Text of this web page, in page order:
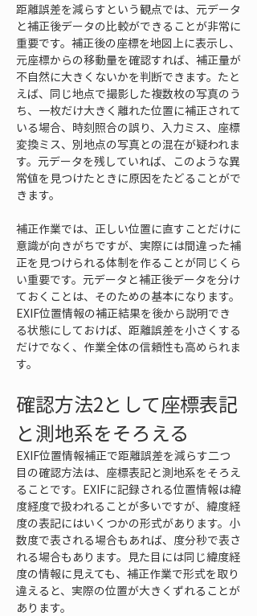
距離誤差を減らすという観点では、元データ
と補正後データの比較ができることが非常に
重要です。補正後の座標を地図上に表示し、
元座標からの移動量を確認すれば、補正量が
不自然に大きくないかを判断できます。たと
えば、同じ地点で撮影した複数枚の写真のう
ち、一枚だけ大きく離れた位置に補正されて
いる場合、時刻照合の誤り、入力ミス、座標
変換ミス、別地点の写真との混在が疑われま
す。元データを残していれば、このような異
常値を見つけたときに原因をたどることがで
きます。
補正作業では、正しい位置に直すことだけに
意識が向きがちですが、実際には間違った補
正を見つけられる体制を作ることが同じくら
い重要です。元データと補正後データを分け
ておくことは、そのための基本になります。
EXIF位置情報の補正結果を後から説明でき
る状態にしておけば、距離誤差を小さくする
だけでなく、作業全体の信頼性も高められま
す。
確認方法2として座標表記
と測地系をそろえる
EXIF位置情報補正で距離誤差を減らす二つ
目の確認方法は、座標表記と測地系をそろえ
ることです。EXIFに記録される位置情報は緯
度経度で扱われることが多いですが、緯度経
度の表記にはいくつかの形式があります。小
数度で表される場合もあれば、度分秒で表さ
れる場合もあります。見た目には同じ緯度経
度の情報に見えても、補正作業で形式を取り
違えると、実際の位置が大きくずれることが
あります。